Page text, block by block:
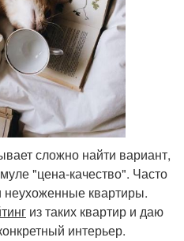
сложно найти вариант,
"цена-качество". Часто
квартиры.
из таких квартир и даю
интерьер.